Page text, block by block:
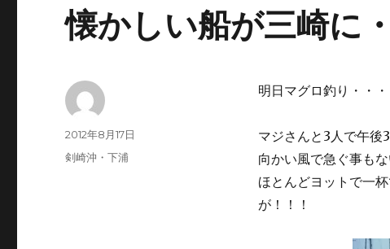
懐かしい船が三崎に
明日マグロ釣り・・・
マジさんと3人で午後
向かい風で急ぐ事も
ほとんどヨットで一
が！！！
投
稿
投
稿
2012年8月17日
カ
剣崎沖・下浦